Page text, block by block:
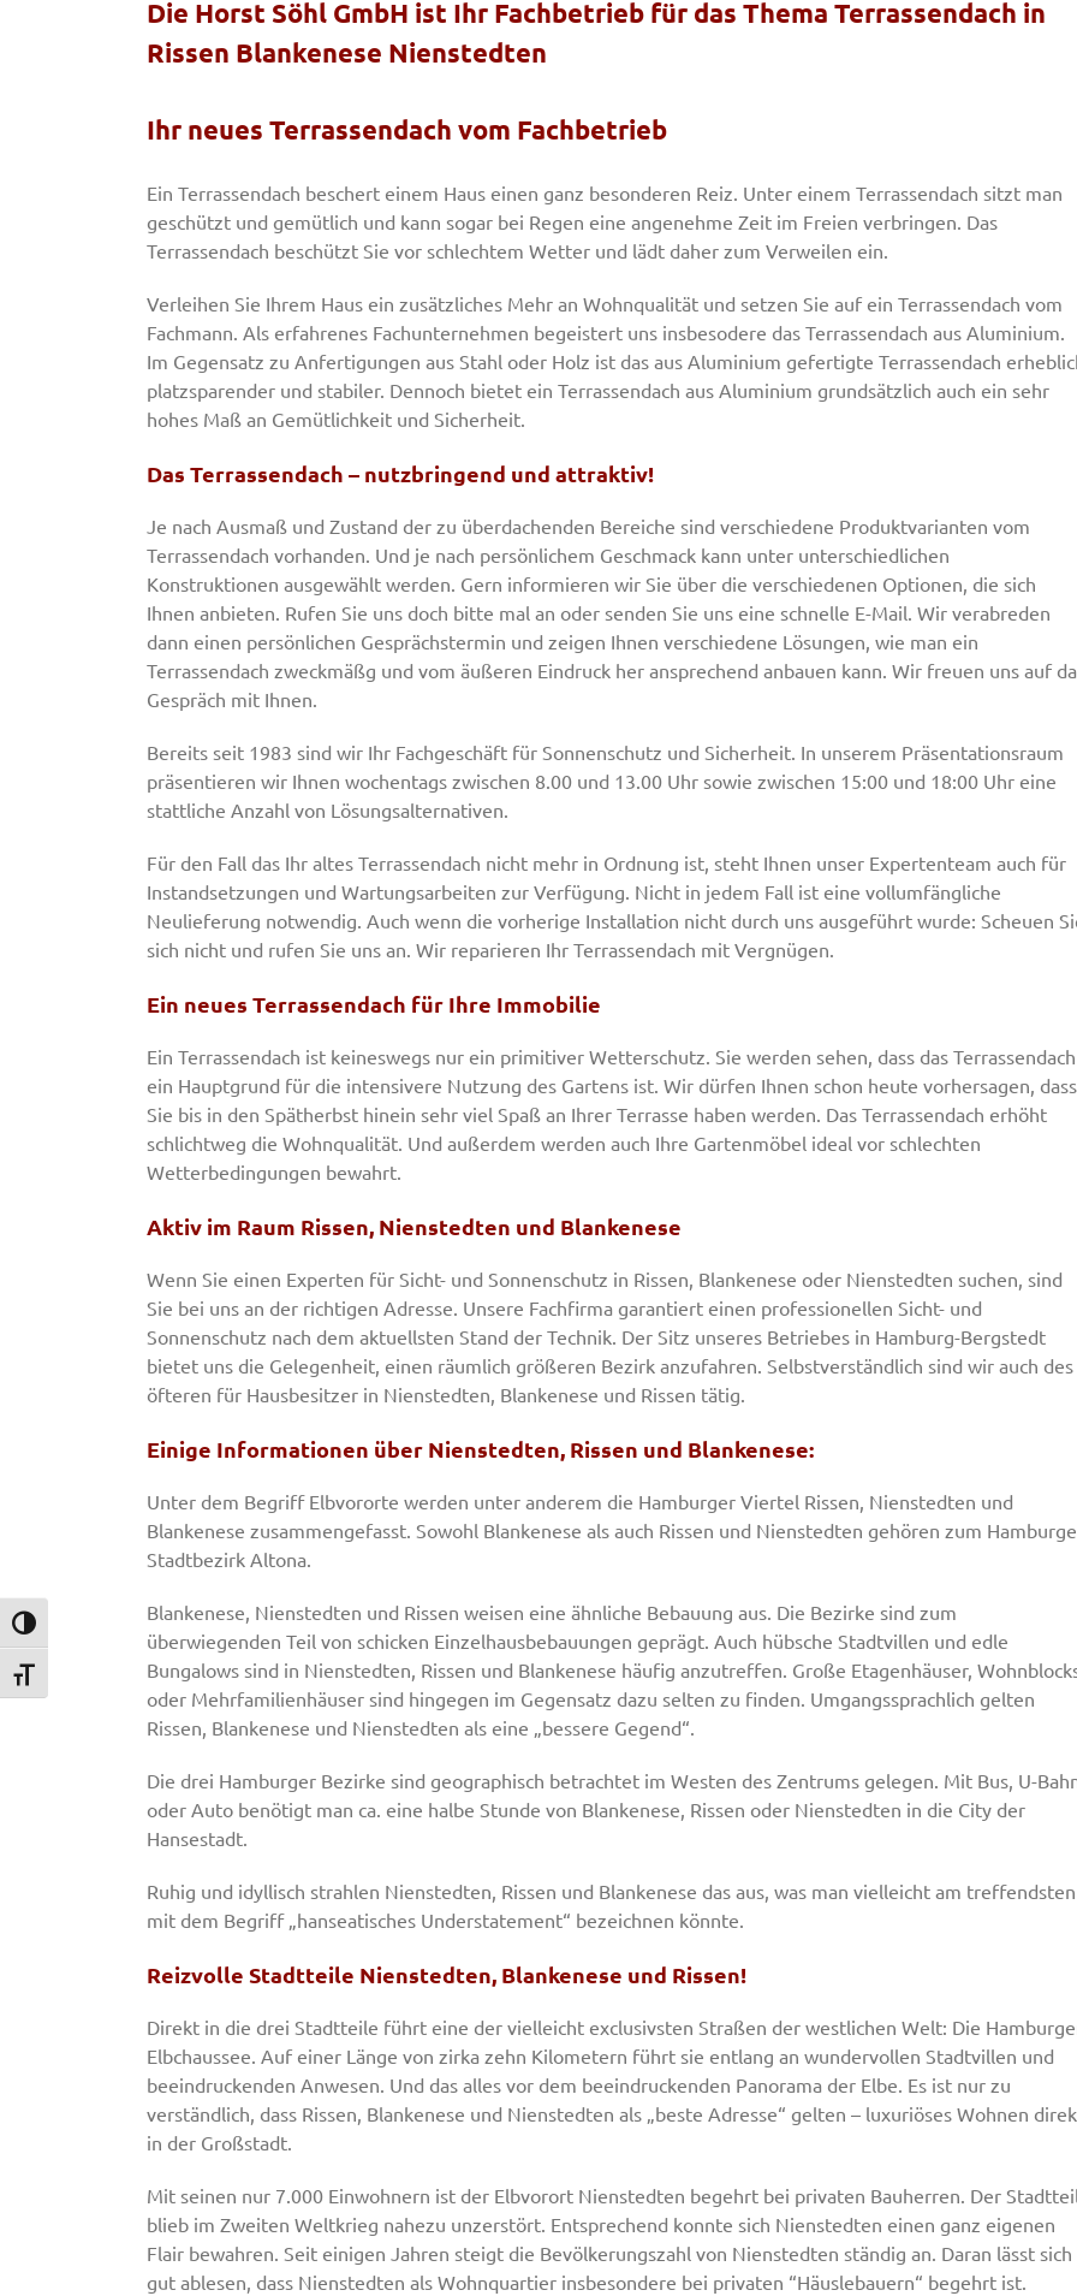
Umschalten auf hohe Kontraste
Schrift vergrößern
Die Horst Söhl GmbH ist Ihr Fachbetrieb für das Thema Terrassendach in
Rissen Blankenese Nienstedten
Ihr neues Terrassendach vom Fachbetrieb
Ein Terrassendach beschert einem Haus einen ganz besonderen Reiz. Unter einem Terrassendach sitzt man
geschützt und gemütlich und kann sogar bei Regen eine angenehme Zeit im Freien verbringen. Das
Terrassendach beschützt Sie vor schlechtem Wetter und lädt daher zum Verweilen ein.
Verleihen Sie Ihrem Haus ein zusätzliches Mehr an Wohnqualität und setzen Sie auf ein Terrassendach vom
Fachmann. Als erfahrenes Fachunternehmen begeistert uns insbesodere das Terrassendach aus Aluminium.
Im Gegensatz zu Anfertigungen aus Stahl oder Holz ist das aus Aluminium gefertigte Terrassendach
platzsparender und stabiler. Dennoch bietet ein Terrassendach aus Aluminium grundsätzlich auch ein sehr
hohes Maß an Gemütlichkeit und Sicherheit.
Das Terrassendach – nutzbringend und attraktiv!
Je nach Ausmaß und Zustand der zu überdachenden Bereiche sind verschiedene Produktvarianten vom
Terrassendach vorhanden. Und je nach persönlichem Geschmack kann unter unterschiedlichen
Konstruktionen ausgewählt werden. Gern informieren wir Sie über die verschiedenen Optionen, die sich
Ihnen anbieten. Rufen Sie uns doch bitte mal an oder senden Sie uns eine schnelle E-Mail. Wir verabreden
dann einen persönlichen Gesprächstermin und zeigen Ihnen verschiedene Lösungen, wie man ein
Terrassendach zweckmäßg und vom äußeren Eindruck her ansprechend anbauen kann. Wir freuen uns auf
Gespräch mit Ihnen.
Bereits seit 1983 sind wir Ihr Fachgeschäft für Sonnenschutz und Sicherheit. In unserem Präsentationsraum
präsentieren wir Ihnen wochentags zwischen 8.00 und 13.00 Uhr sowie zwischen 15:00 und 18:00 Uhr eine
stattliche Anzahl von Lösungsalternativen.
Für den Fall das Ihr altes Terrassendach nicht mehr in Ordnung ist, steht Ihnen unser Expertenteam auch für
Instandsetzungen und Wartungsarbeiten zur Verfügung. Nicht in jedem Fall ist eine vollumfängliche
Neulieferung notwendig. Auch wenn die vorherige Installation nicht durch uns ausgeführt wurde: Scheuen
sich nicht und rufen Sie uns an. Wir reparieren Ihr Terrassendach mit Vergnügen.
Ein neues Terrassendach für Ihre Immobilie
Ein Terrassendach ist keineswegs nur ein primitiver Wetterschutz. Sie werden sehen, dass das Terrassendach
ein Hauptgrund für die intensivere Nutzung des Gartens ist. Wir dürfen Ihnen schon heute vorhersagen, dass
Sie bis in den Spätherbst hinein sehr viel Spaß an Ihrer Terrasse haben werden. Das Terrassendach erhöht
schlichtweg die Wohnqualität. Und außerdem werden auch Ihre Gartenmöbel ideal vor schlechten
Wetterbedingungen bewahrt.
Aktiv im Raum Rissen, Nienstedten und Blankenese
Wenn Sie einen Experten für Sicht- und Sonnenschutz in Rissen, Blankenese oder Nienstedten suchen, sind
Sie bei uns an der richtigen Adresse. Unsere Fachfirma garantiert einen professionellen Sicht- und
Sonnenschutz nach dem aktuellsten Stand der Technik. Der Sitz unseres Betriebes in Hamburg-Bergstedt
bietet uns die Gelegenheit, einen räumlich größeren Bezirk anzufahren. Selbstverständlich sind wir auch des
öfteren für Hausbesitzer in Nienstedten, Blankenese und Rissen tätig.
Einige Informationen über Nienstedten, Rissen und Blankenese:
Unter dem Begriff Elbvororte werden unter anderem die Hamburger Viertel Rissen, Nienstedten und
Blankenese zusammengefasst. Sowohl Blankenese als auch Rissen und Nienstedten gehören zum
Stadtbezirk Altona.
Blankenese, Nienstedten und Rissen weisen eine ähnliche Bebauung aus. Die Bezirke sind zum
überwiegenden Teil von schicken Einzelhausbebauungen geprägt. Auch hübsche Stadtvillen und edle
Bungalows sind in Nienstedten, Rissen und Blankenese häufig anzutreffen. Große Etagenhäuser,
oder Mehrfamilienhäuser sind hingegen im Gegensatz dazu selten zu finden. Umgangssprachlich gelten
Rissen, Blankenese und Nienstedten als eine „bessere Gegend“.
Die drei Hamburger Bezirke sind geographisch betrachtet im Westen des Zentrums gelegen. Mit Bus, U-
oder Auto benötigt man ca. eine halbe Stunde von Blankenese, Rissen oder Nienstedten in die City der
Hansestadt.
Ruhig und idyllisch strahlen Nienstedten, Rissen und Blankenese das aus, was man vielleicht am treffendsten
mit dem Begriff „hanseatisches Understatement“ bezeichnen könnte.
Reizvolle Stadtteile Nienstedten, Blankenese und Rissen!
Direkt in die drei Stadtteile führt eine der vielleicht exclusivsten Straßen der westlichen Welt: Die
Elbchaussee. Auf einer Länge von zirka zehn Kilometern führt sie entlang an wundervollen Stadtvillen und
beeindruckenden Anwesen. Und das alles vor dem beeindruckenden Panorama der Elbe. Es ist nur zu
verständlich, dass Rissen, Blankenese und Nienstedten als „beste Adresse“ gelten – luxuriöses Wohnen
in der Großstadt.
Mit seinen nur 7.000 Einwohnern ist der Elbvorort Nienstedten begehrt bei privaten Bauherren. Der Stadtteil
blieb im Zweiten Weltkrieg nahezu unzerstört. Entsprechend konnte sich Nienstedten einen ganz eigenen
Flair bewahren. Seit einigen Jahren steigt die Bevölkerungszahl von Nienstedten ständig an. Daran lässt sich
gut ablesen, dass Nienstedten als Wohnquartier insbesondere bei privaten “Häuslebauern“ begehrt ist.